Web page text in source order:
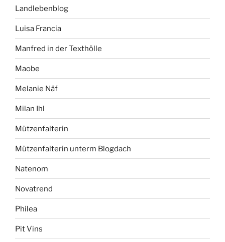
Landlebenblog
Luisa Francia
Manfred in der Texthölle
Maobe
Melanie Näf
Milan Ihl
Mützenfalterin
Mützenfalterin unterm Blogdach
Natenom
Novatrend
Philea
Pit Vins